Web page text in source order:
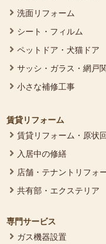
洗面リフォーム
シート・フィルム
ペットドア・犬猫ドア
サッシ・ガラス・網戸
小さな補修工事
賃貸リフォーム
賃貸リフォーム・原状
入居中の修繕
店舗・テナントリフォ
共有部・エクステリア
専門サービス
ガス機器設置